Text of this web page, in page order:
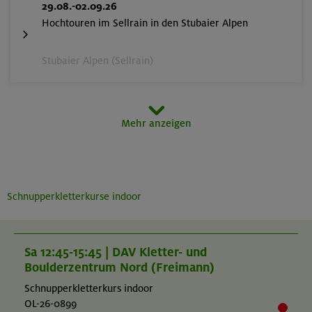
29.08.-02.09.26
Hochtouren im Sellrain in den Stubaier Alpen
Stubaier Alpen (Sellrain)
Adventurecamp im Karwendel
Karwendel
Mehr anzeigen
Schnupperkletterkurse indoor
Sa 12:45-15:45 | DAV Kletter- und
Boulderzentrum Nord (Freimann)
Schnupperkletterkurs indoor
OL-26-0899